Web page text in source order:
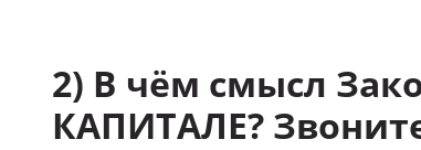
2) В чём смысл
КАПИТАЛЕ?